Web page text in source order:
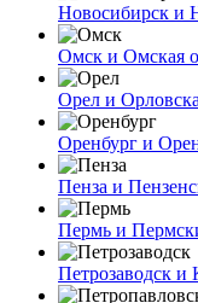
Новосибирск и
Омск и Омская
Орел и
Оренбург и
Пенза и
Пермь и
Петрозаводск и